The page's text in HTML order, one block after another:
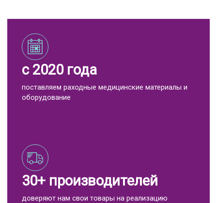
с 2020 года
поставляем раходные медицинские материалы и
оборудование
30+ производителей
доверяют нам свои товары на реализацию